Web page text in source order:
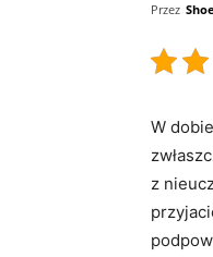
Przez
W
z